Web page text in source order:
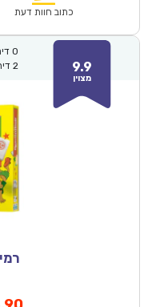
₪64.00.
כתוב חוות דעת
9.9
מצוין
0
2